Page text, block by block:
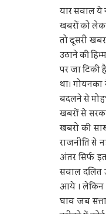
यार सवाल ये
खबरों को
तो दूसरी
उठाने की
पर जा टिकी
था।
बदलने से
खबरों से
खबरो की
राजनीति से
अंतर सिर्फ
सवाल दलित
आये । लेकिन
घाव जब